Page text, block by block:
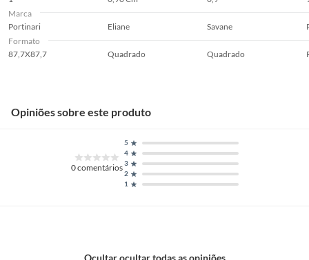
Marca
Portinari
Eliane Savane
Formato
87,7X87,7
Quadrado Quadrado
Opiniões sobre este produto
0comentários
1
2
3
4
5
Ocultar ocultar todas as opiniões